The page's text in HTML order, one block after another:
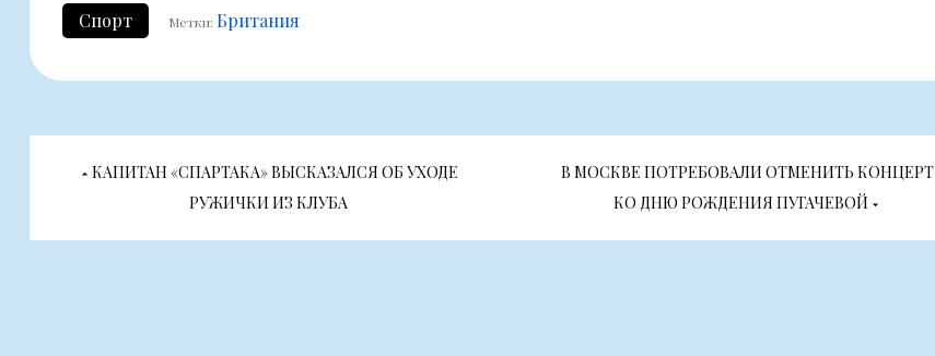
Спорт Метки: Британия
Навигация
по
КАПИТАН «СПАРТАКА» ВЫСКАЗАЛСЯ ОБ УХОДЕ
РУЖИЧКИ ИЗ КЛУБА
В МОСКВЕ ПОТРЕБОВАЛИ ОТМЕНИТЬ КОНЦЕРТ
КО ДНЮ РОЖДЕНИЯ ПУГАЧЕВОЙ